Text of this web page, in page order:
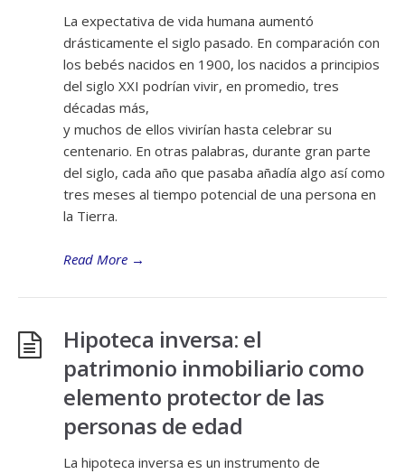
La expectativa de vida humana aumentó
drásticamente el siglo pasado. En comparación con
los bebés nacidos en 1900, los nacidos a principios
del siglo XXI podrían vivir, en promedio, tres
décadas más,
y muchos de ellos vivirían hasta celebrar su
centenario. En otras palabras, durante gran parte
del siglo, cada año que pasaba añadía algo así como
tres meses al tiempo potencial de una persona en
la Tierra.
Read More →
Hipoteca inversa: el
patrimonio inmobiliario como
elemento protector de las
personas de edad
La hipoteca inversa es un instrumento de